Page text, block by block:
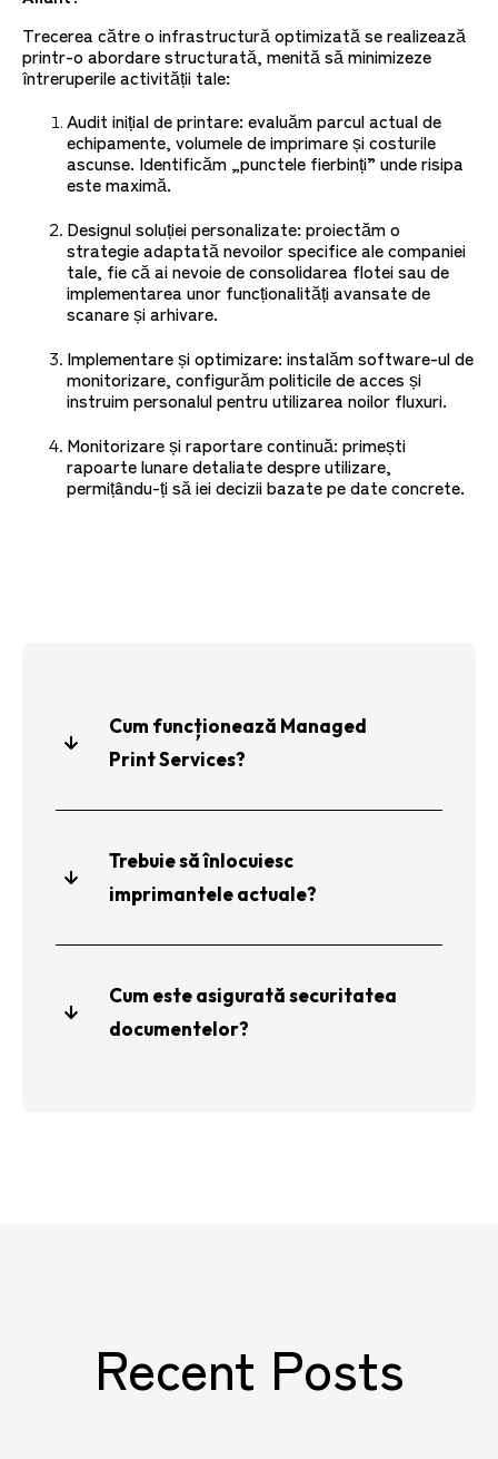
Trecerea către o infrastructură optimizată se realizează
printr-o abordare structurată, menită să minimizeze
întreruperile activității tale:
Audit inițial de printare: evaluăm parcul actual de
echipamente, volumele de imprimare și costurile
ascunse. Identificăm „punctele fierbinți” unde risipa
este maximă.
Designul soluției personalizate: proiectăm o
strategie adaptată nevoilor specifice ale companiei
tale, fie că ai nevoie de consolidarea flotei sau de
implementarea unor funcționalități avansate de
scanare și arhivare.
Implementare și optimizare: instalăm software-ul de
monitorizare, configurăm politicile de acces și
instruim personalul pentru utilizarea noilor fluxuri.
Monitorizare și raportare continuă: primești
rapoarte lunare detaliate despre utilizare,
permițându-ți să iei decizii bazate pe date concrete.
Cum funcționează Managed
Print Services?
Trebuie să înlocuiesc
imprimantele actuale?
Cum este asigurată securitatea
documentelor?
Recent Posts